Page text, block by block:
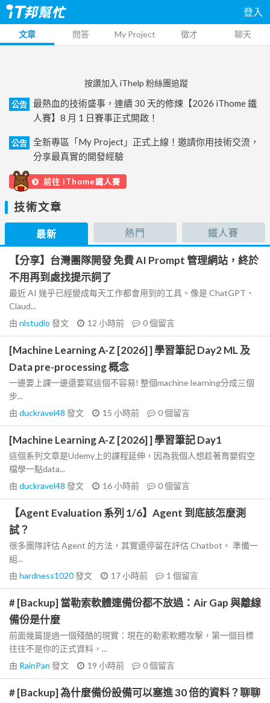
登入
文章 問答 My Project 徵才 聊天
按讚加入 iThelp 粉絲團追蹤
公告
最熱血的技術盛事，連續 30 天的修煉【2026 iThome 鐵
人賽】8 月 1 日賽事正式開啟！
公告
全新專區「My Project」正式上線！邀請你用技術交流，
分享最真實的開發經驗
前往 iThome鐵人賽
技術文章
最新 熱門 鐵人賽
【分享】台灣團隊開發 免費 AI Prompt 管理網站，終於
不用再到處找提示詞了
最近 AI 幾乎已經變成每天工作都會用到的工具。像是 ChatGPT、
Claud...
由 nlstudio 發文 12 小時前 0個留言
[Machine Learning A-Z [2026] ] 學習筆記 Day2 ML 及
Data pre-processing 概念
一邊要上課一邊還要寫這個不容易! 整個machine learning分成三個
步...
由 duckravel48 發文 15 小時前 0個留言
[Machine Learning A-Z [2026] ] 學習筆記 Day1
這個系列文章是Udemy上的課程延伸，因為我個人想趁著育嬰假空
檔學一點data...
由 duckravel48 發文 16 小時前 0個留言
【Agent Evaluation 系列 1/6】Agent 到底該怎麼測
試？
很多團隊評估 Agent 的方法，其實還停留在評估 Chatbot。 準備一
組...
由 hardness1020發文 17 小時前 1 個留言
# [Backup] 當勒索軟體連備份都不放過：Air Gap 與離線
備份是什麼
前面幾篇提過一個殘酷的現實：現在的勒索軟體攻擊，第一個目標
往往不是你的正式資料，...
由 RainPan 發文 19 小時前 0個留言
# [Backup] 為什麼備份設備可以塞進 30 倍的資料？聊聊